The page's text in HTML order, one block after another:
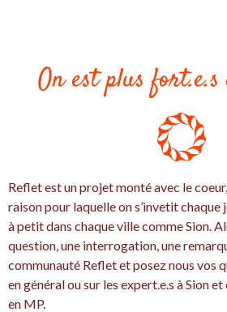
On est plus fort.e.s
Reflet est un projet monté avec le
raison pour laquelle on s’invetit chaque
à petit dans chaque ville comme Sion.
question, une interrogation, une
communauté Reflet et posez nous vos
en général ou sur les expert.e.s à Sion
en MP.